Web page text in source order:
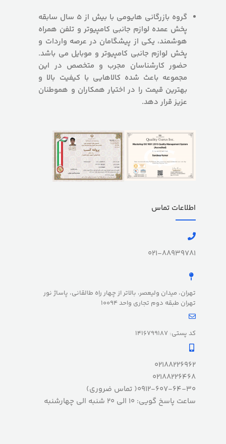
گروه بازرگانی هایومی با بیش از 5 سال سابقه
پخش عمده لوازم جانبی کامپیوتر و تلفن همراه
هوشمند، یکی از پیشگامان در عرصه واردات و
پخش لوازم جانبی کامپیوتر و موبایل می باشد.
حضور کارشناسان مجرب و متخصص در این
مجموعه باعث شده کالاهایی با کیفیت بالا و
بهترین قیمت را در اختیار همکاران و هموطنان
عزیز قرار دهد.
اطلاعات تماس
021-88939781
تهران، میدان ولیعصر، بالاتر از چهار راه طالقانی، پاساژ نور
تهران طبقه دوم تجاری واحد 10094
کد پستی: 1416799187
02188226962
02188226468
0912-607-64-30( تماس ضروری)
ساعت پاسخ گویی: 10 الی 20 شنبه الی چهارشنبه